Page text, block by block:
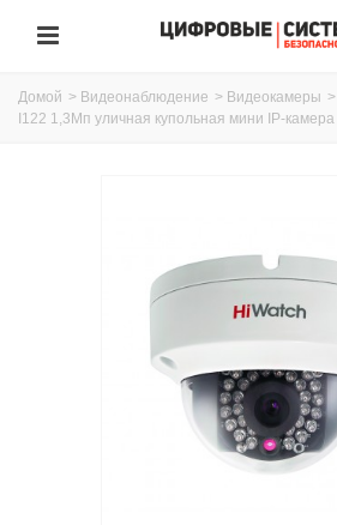
Домой > Видеонаблюдение > Видеокамеры >
I122 1,3Мп уличная купольная мини IP-камера